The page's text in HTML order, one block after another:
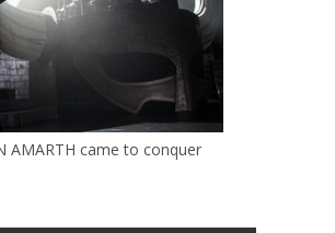
AMARTH came to conquer